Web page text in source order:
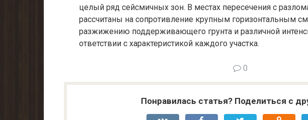
целый ряд сейсмичных зон. В местах пересечения с
рассчитаны на сопротивление крупным го­ризонтальным
разжижению поддер­живающего грунта и различной
ответствии с характеристикой каждого участка.
0
Понравилась статья? Поделиться с